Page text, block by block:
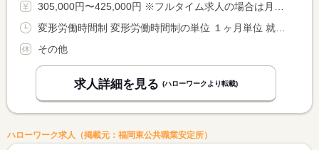
305,000円〜425,000円 ※フルタイム求人の場合は月額（換算額）、パート求人の場合は時間額を表示しています。
その他
求人詳細を見る (ハローワークより転載)
ハローワーク求人（掲載元：福岡東公共職業安定所）